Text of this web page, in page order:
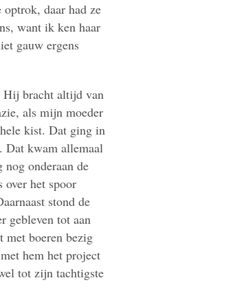
daar had ze
want ik ken haar
gauw ergens
Hij bracht altijd van
als mijn moeder
kist. Dat ging in
Dat kwam allemaal
onderaan de
over het spoor
stond de
gebleven tot aan
met boeren bezig
hem het project
tot zijn tachtigste